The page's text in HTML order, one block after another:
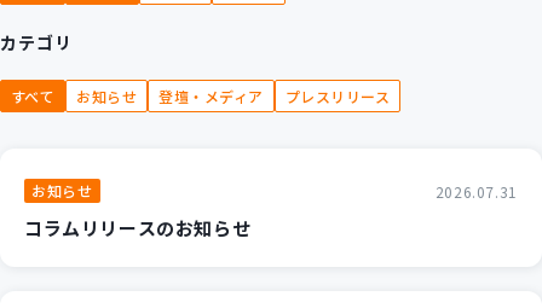
定型コース
カスタマイズコース 教材購入
パッケージ開発
カテゴリ
すべて お知らせ 登壇・メディア プレスリリース
お知らせ 2026.07.31
コラムリリースのお知らせ